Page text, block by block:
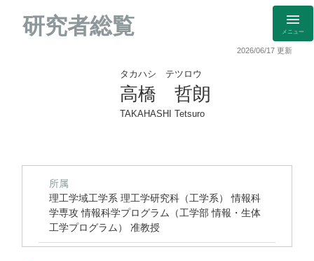
研究者総覧 メニュー
2026/06/17 更新
タカハシ テツロウ
高橋 哲朗
TAKAHASHI Tetsuro
所属
理工学域工学系 理工学研究科（工学系） 情報科
学専攻 情報科学プログラム（工学部 情報・生体
工学プログラム） 准教授